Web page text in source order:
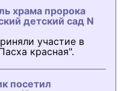
храма пророка
детский сад N
участие в
красная".
посетил